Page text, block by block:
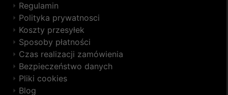
Regulamin
Polityka prywatnosci
Koszty przesyłek
Sposoby płatności
Czas realizacji zamówienia
Bezpieczeństwo danych
Pliki cookies
Blog